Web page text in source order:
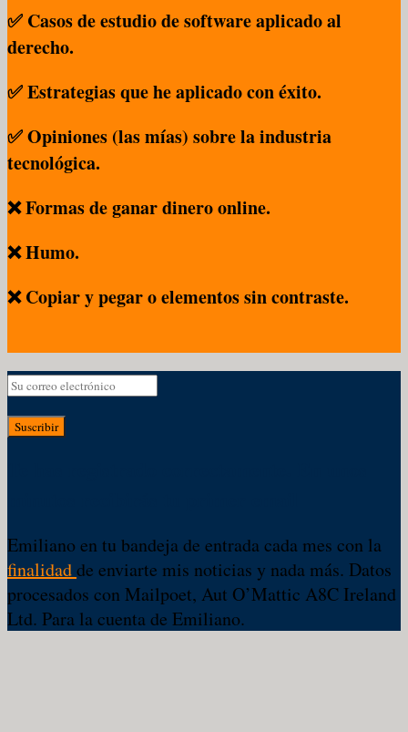
✅ Casos de estudio de software aplicado al
derecho.
✅ Estrategias que he aplicado con éxito.
✅ Opiniones (las mías) sobre la industria
tecnológica.
❌ Formas de ganar dinero online.
❌ Humo.
❌ Copiar y pegar o elementos sin contraste.
Suscribir
Emiliano en tu bandeja de entrada cada mes con la
finalidadde enviarte mis noticias y nada más. Datos
procesados con Mailpoet, Aut O’Mattic A8C Ireland
Ltd. Para la cuenta de Emiliano.